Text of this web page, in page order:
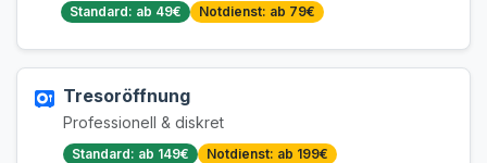
Standard: ab 49€ Notdienst: ab 79€
Tresoröffnung
Professionell & diskret
Standard: ab 149€ Notdienst: ab 199€